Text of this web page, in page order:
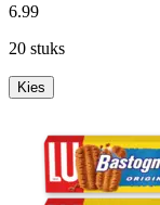
6.99
20 stuks
Kies